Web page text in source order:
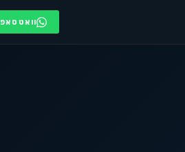
וואטסאפ